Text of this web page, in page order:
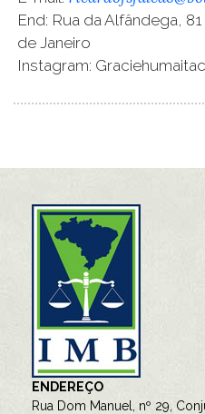
End: Rua da Alfândega,
de Janeiro
Instagram:
ENDEREÇO
Rua Dom Manuel, nº 29,